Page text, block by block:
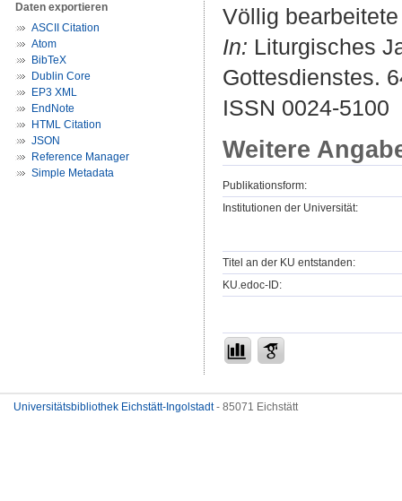
Daten exportieren
ASCII Citation
Atom
BibTeX
Dublin Core
EP3 XML
EndNote
HTML Citation
JSON
Reference Manager
Simple Metadata
Völlig
In: Liturgisches
Gottesdienstes.
ISSN 0024-5100
Weitere
Publikationsform:
Institutionen der Universität:
Titel an der KU entstanden:
KU.edoc-ID:
Universitätsbibliothek Eichstätt-Ingolstadt- 85071 Eichstätt